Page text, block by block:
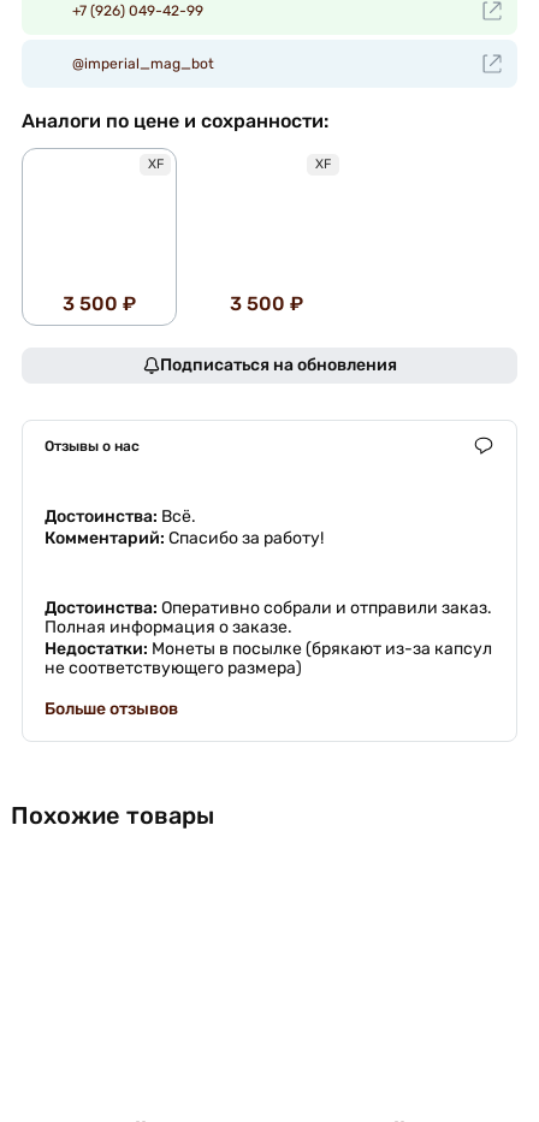
+7 (926) 049-42-99
@imperial_mag_bot
Аналоги по цене и сохранности:
XF
3 500 ₽
XF
3 500 ₽
Подписаться на обновления
Отзывы о нас
Достоинства: Всё.
Комментарий: Спасибо за работу!
Достоинства: Оперативно собрали и отправили заказ.
Полная информация о заказе.
Недостатки: Монеты в посылке (брякают из-за капсул
не соответствующего размера)
Больше отзывов
Похожие товары